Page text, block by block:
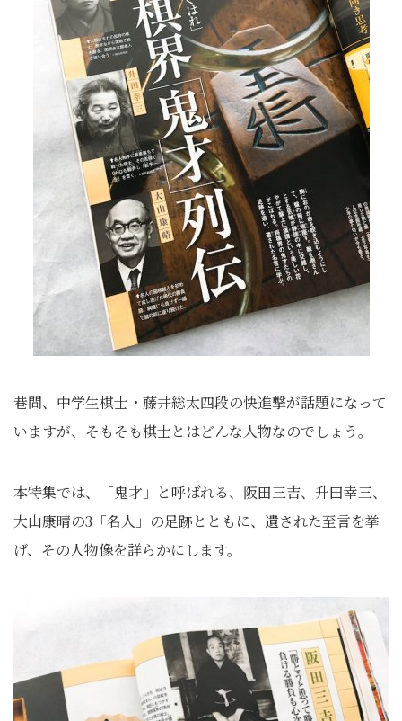
巷間、中学生棋士・ 藤井総太四段の快進撃が話題になって
いますが、 そもそも棋士とはどんな人物なのでしょう。
本特集では、「鬼才」と呼ばれる、阪田三吉、升田幸三、
大山康晴の3「名人」の足跡とともに、遺された至言を挙
げ、 その人物像を詳らかにします。